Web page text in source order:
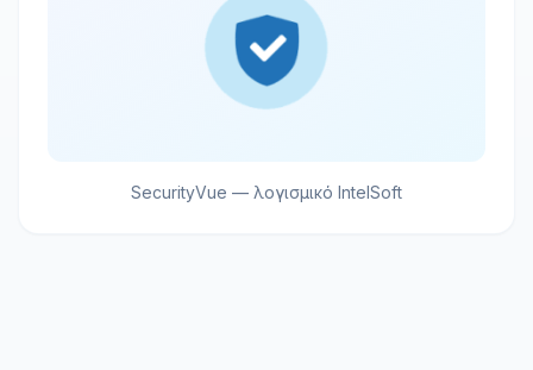
SecurityVue — λογισμικό IntelSoft